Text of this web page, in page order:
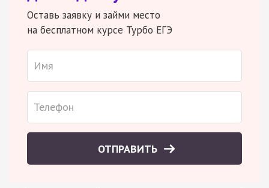
Оставь заявку и займи место
на бесплатном курсе Турбо ЕГЭ
ОТПРАВИТЬ